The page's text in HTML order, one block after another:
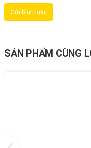
loại không gian sống, từ
Gửi bình luận
SẢN PHẨM CÙNG